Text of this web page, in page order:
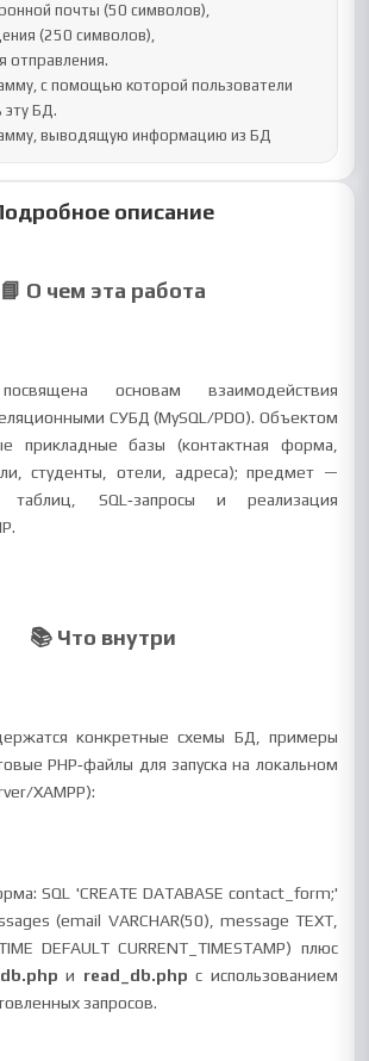
с помощью которой пользователи
эту БД.
выводящую информацию из БД
описание
📘 О чем эта работа
основам взаимодействия
СУБД (MySQL/PDO). Объектом
прикладные базы (контактная форма,
студенты, отели, адреса); предмет —
таблиц, SQL‑запросы и реализация
📚 Что внутри
конкретные схемы БД, примеры
PHP‑файлы для запуска на локальном
XAMPP):
SQL 'CREATE DATABASE contact_form;'
(email VARCHAR(50), message TEXT,
DEFAULT CURRENT_TIMESTAMP) плюс
и read_db.php с использованием
запросов.